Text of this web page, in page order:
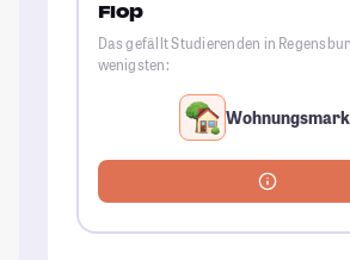
Flop
Das gefällt Studierenden in
wenigsten: